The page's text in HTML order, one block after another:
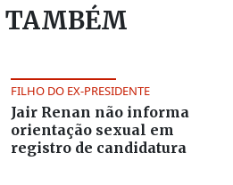
TAMBÉM
FILHO DO EX-PRESIDENTE
Jair Renan não informa
orientação sexual em
registro de candidatura